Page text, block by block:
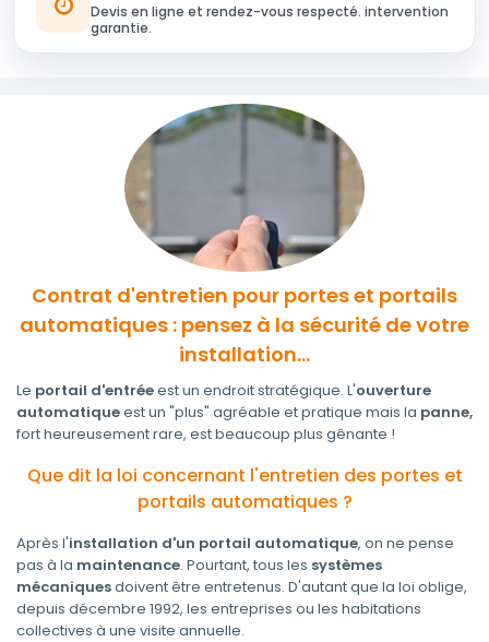
Devis en ligne et rendez-vous respecté. intervention
garantie.
Contrat d'entretien pour portes et portails
automatiques : pensez à la sécurité de votre
installation...
Le portail d'entréeest un endroit stratégique. L'ouverture
automatiqueest un "plus" agréable et pratique mais la panne,
fort heureusement rare, est beaucoup plus gênante !
Que dit la loi concernant l'entretien des portes et
portails automatiques ?
Après l'installation d'un portail automatique, on ne pense
pas à la maintenance. Pourtant, tous les systèmes
mécaniquesdoivent être entretenus. D'autant que la loi oblige,
depuis décembre 1992, les entreprises ou les habitations
collectives à une visite annuelle.